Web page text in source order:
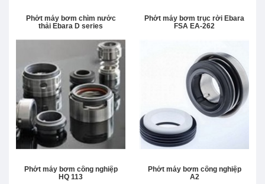
Phớt máy bơm chìm nước
thải Ebara D series
Phớt máy bơm trục rời Ebara
FSA EA-262
Phớt máy bơm công nghiệp
HQ 113
Phớt máy bơm công nghiệp
A2